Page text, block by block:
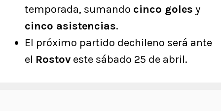
temporada, sumando cinco goles y
cinco asistencias.
El próximo partido dechileno será ante
el Rostov este sábado 25 de abril.